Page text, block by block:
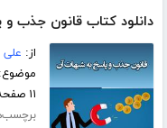
دانلود کتاب قانون جذب
از: علی
۱۱ صفحه